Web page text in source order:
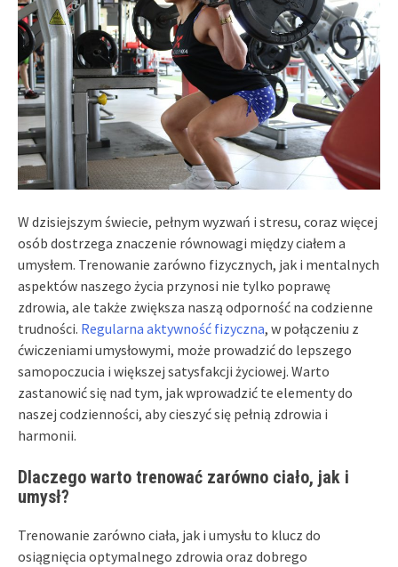
W dzisiejszym świecie, pełnym wyzwań i stresu, coraz więcej
osób dostrzega znaczenie równowagi między ciałem a
umysłem. Trenowanie zarówno fizycznych, jak i mentalnych
aspektów naszego życia przynosi nie tylko poprawę
zdrowia, ale także zwiększa naszą odporność na codzienne
trudności. Regularna aktywność fizyczna, w połączeniu z
ćwiczeniami umysłowymi, może prowadzić do lepszego
samopoczucia i większej satysfakcji życiowej. Warto
zastanowić się nad tym, jak wprowadzić te elementy do
naszej codzienności, aby cieszyć się pełnią zdrowia i
harmonii.
Dlaczego warto trenować zarówno ciało, jak i
umysł?
Trenowanie zarówno ciała, jak i umysłu to klucz do
osiągnięcia optymalnego zdrowia oraz dobrego